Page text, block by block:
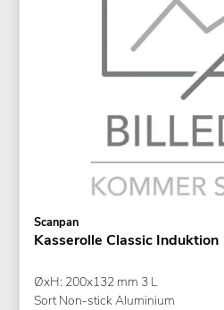
Scanpan
Kasserolle Classic Induktion
ØxH: 200x132 mm 3 L
Sort Non-stick Aluminium